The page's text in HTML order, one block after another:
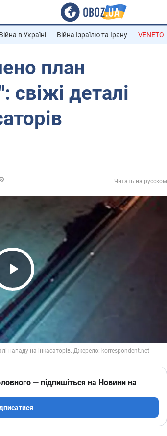
Війна в Україні Війна Ізраїлю та Ірану VENETO
план
свіжі деталі
Читать на русском
Video
— підпишіться на Новини на